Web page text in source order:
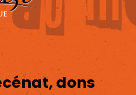
dons